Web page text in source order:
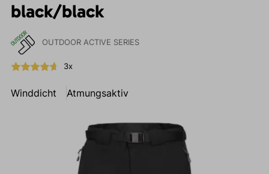
black/black
OUTDOOR ACTIVE SERIES
3x
Winddicht Atmungsaktiv